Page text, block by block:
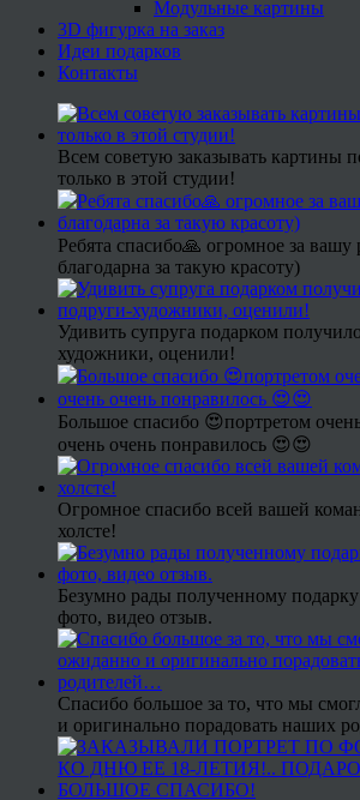
Модульные картины
3D фигурка на заказ
Идеи подарков
Контакты
Всем советую заказывать картины
только в этой студии!
Ребята спасибо🙏 огромное за
благодарна за такую красоту)
Удивить супруга подарком
художники, оценили!
Большое спасибо 😍портретом
очень очень понравилось 😍😍
Огромное спасибо всей вашей
холсте!
Безумно рады полученному
фото, видео отзыв.
Спасибо большое за то, что мы
и оригинально порадовать наших